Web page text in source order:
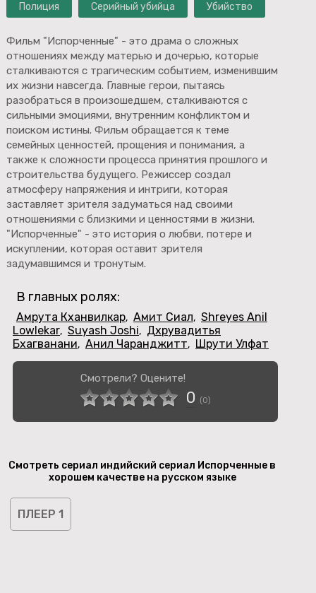
Полиция Серийный убийца Убийство
Фильм "Испорченные" - это драма о сложных
отношениях между матерью и дочерью, которые
сталкиваются с трагическим событием, изменившим
их жизни навсегда. Главные герои, пытаясь
разобраться в произошедшем, сталкиваются с
сильными эмоциями, внутренним конфликтом и
поиском истины. Фильм обращается к теме
семейных ценностей, прощения и понимания, а
также к сложности процесса принятия прошлого и
строительства будущего. Режиссер создал
атмосферу напряжения и интриги, которая
заставляет зрителя задуматься над своими
отношениями с близкими и ценностями в жизни.
"Испорченные" - это история о любви, потере и
искуплении, которая оставит зрителя
задумавшимся и тронутым.
В главных ролях:
Амрута Кханвилкар, Амит Сиал, Shreyes Anil
Lowlekar, Suyash Joshi, Дхрувадитья
Бхагванани, Анил Чаранджитт, Шрути Улфат
Смотрели? Оцените!
0 (0)
Смотреть сериал индийский сериал Испорченные в
хорошем качестве на русском языке
ПЛЕЕР 1